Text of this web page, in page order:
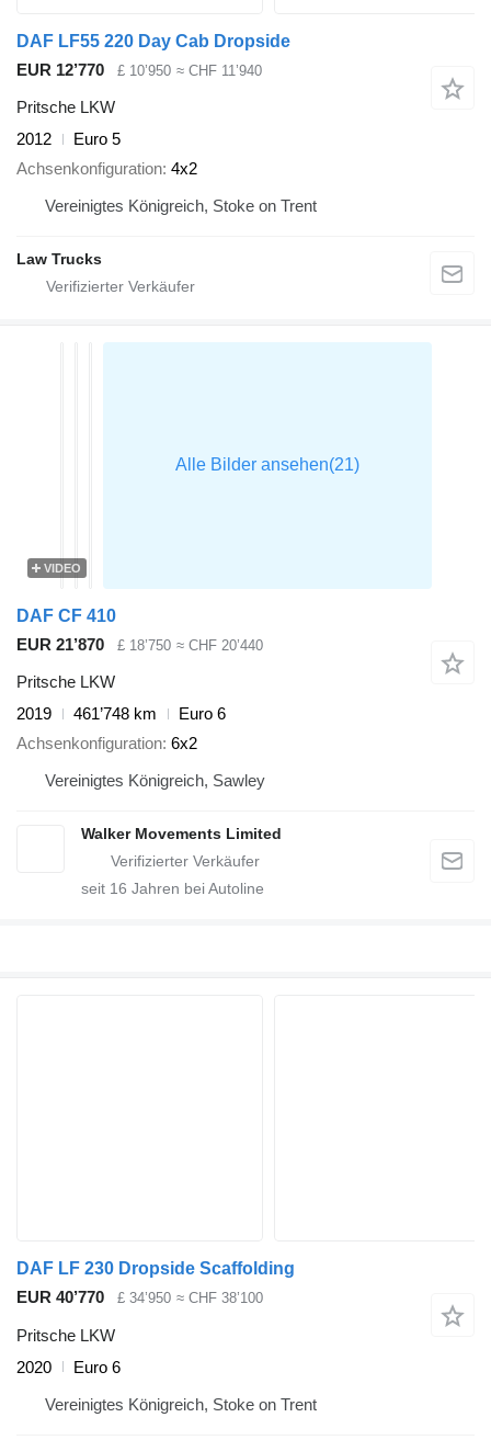
DAF LF55 220 Day Cab Dropside
EUR 12’770
£ 10’950 ≈ CHF 11’940
Pritsche LKW
2012
Euro 5
Achsenkonfiguration 4x2
Vereinigtes Königreich, Stoke on Trent
Law Trucks
VIDEO
DAF CF 410
EUR 21’870
£ 18’750 ≈ CHF 20’440
Pritsche LKW
2019
461’748 km
Euro 6
Achsenkonfiguration 6x2
Vereinigtes Königreich, Sawley
Walker Movements Limited
seit 16 Jahren bei Autoline
DAF LF 230 Dropside Scaffolding
EUR 40’770
£ 34’950 ≈ CHF 38’100
Pritsche LKW
2020
Euro 6
Vereinigtes Königreich, Stoke on Trent